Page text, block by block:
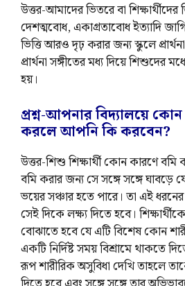
উত্তর-আমাদের ভিতরে বা
দেশত্মবোধ, একাগ্রতাবোধ ইত্যাদি
ভিত্তি আরও দৃঢ় করার জন্য স্কুলে
প্রার্থনা সঙ্গীতের মধ্য দিয়ে শিশুদের
হয়।
প্রশ্ন-আপনার বিদ্যালয়ে কোন
করলে আপনি কি করবেন?
উত্তর-শিশু শিক্ষার্থী কোন কারণে বমি
বমি করার জন্য সে সঙ্গে সঙ্গে ঘাবড়ে
ভয়ের সঞ্চার হতে পারে। তা এই
সেই দিকে লক্ষ্য দিতে হবে।
বোঝাতে হবে যে এটি বিশেষ কোন
একটি নির্দিষ্ট সময় বিশ্রামে থাকতে
রূপ শারীরিক অসুবিধা দেখি তাহলে